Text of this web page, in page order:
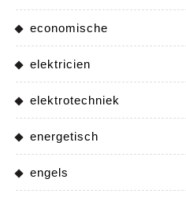
economische
elektricien
elektrotechniek
energetisch
engels